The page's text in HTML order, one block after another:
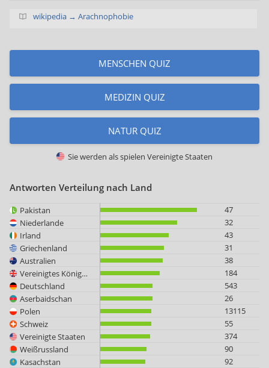
wikipedia → Arachnophobie
MENSCHEN QUIZ
MEDIZIN QUIZ
NATUR QUIZ
Sie werden als spielen Vereinigte Staaten
Antworten Verteilung nach Land
Pakistan
47
Niederlande
32
Irland
43
Griechenland
31
Australien
38
Vereinigtes Königreich
184
Deutschland
543
Aserbaidschan
26
Polen
13115
Schweiz
55
Vereinigte Staaten
374
Weißrussland
90
Kasachstan
92